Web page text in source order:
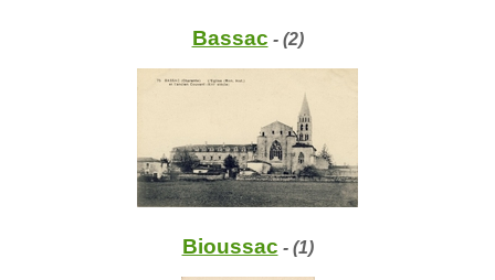
Bassac - (2)
Bioussac - (1)